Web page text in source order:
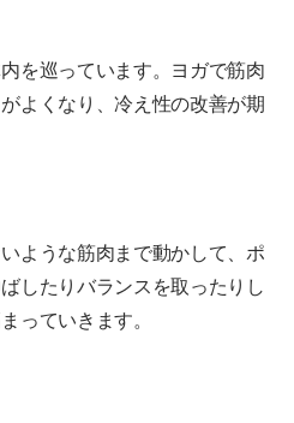
を巡っています。ヨガで筋肉
よくなり、冷え性の改善が期
ような筋肉まで動かして、ポ
したりバランスを取ったりし
っていきます。